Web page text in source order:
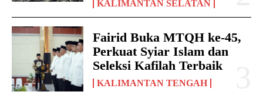
KALIMANTAN SELATAN
Fairid Buka MTQH ke-45,
Perkuat Syiar Islam dan
Seleksi Kafilah Terbaik
KALIMANTAN TENGAH